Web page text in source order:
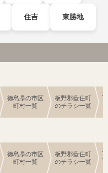
住吉 東勝地
徳島県の市区
町村一覧
板野郡藍住町
のチラシ一覧
徳島県の市区
町村一覧
板野郡藍住町
のチラシ一覧